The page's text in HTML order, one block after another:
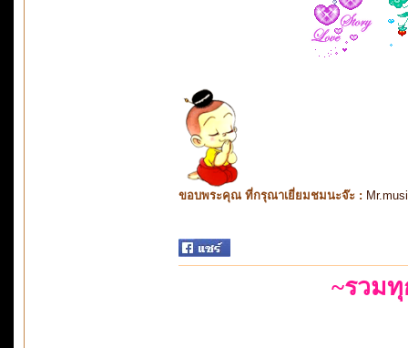
ขอบพระคุณ ที่กรุณาเยี่ยมชมนะจ๊ะ :
~รวม